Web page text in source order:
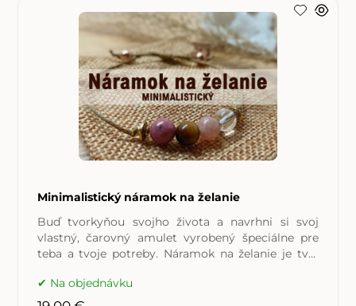
Minimalistický náramok na želanie
Buď tvorkyňou svojho života a navrhni si svoj
vlastný, čarovný amulet vyrobený špeciálne pre
teba a tvoje potreby. Náramok na želanie je tvoj
Na objednávku